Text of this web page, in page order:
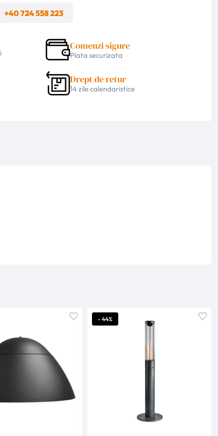
+40 724 558 223
Comenzi sigure
Plata securizata
Drept de retur
14 zile calendaristice
- 44%